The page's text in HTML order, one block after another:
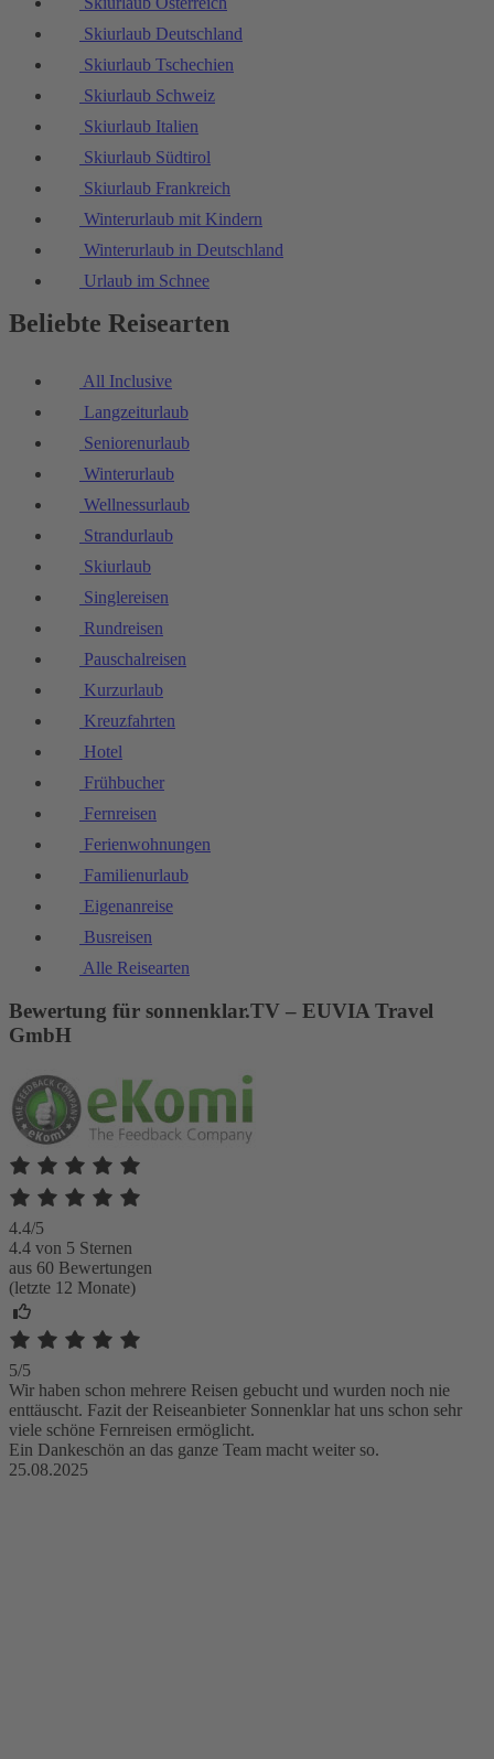
Skiurlaub Deutschland
Skiurlaub Tschechien
Skiurlaub Schweiz
Skiurlaub Italien
Skiurlaub Südtirol
Skiurlaub Frankreich
Winterurlaub mit Kindern
Winterurlaub in Deutschland
Urlaub im Schnee
Beliebte Reisearten
All Inclusive
Langzeiturlaub
Seniorenurlaub
Winterurlaub
Wellnessurlaub
Strandurlaub
Skiurlaub
Singlereisen
Rundreisen
Pauschalreisen
Kurzurlaub
Kreuzfahrten
Hotel
Frühbucher
Fernreisen
Ferienwohnungen
Familienurlaub
Eigenanreise
Busreisen
Alle Reisearten
Bewertung für sonnenklar.TV – EUVIA Travel
GmbH
4.4/5
4.4 von 5 Sternen
aus 60 Bewertungen
(letzte 12 Monate)
5/5
Wir haben schon mehrere Reisen gebucht und wurden noch nie
enttäuscht. Fazit der Reiseanbieter Sonnenklar hat uns schon sehr
viele schöne Fernreisen ermöglicht.
Ein Dankeschön an das ganze Team macht weiter so.
25.08.2025